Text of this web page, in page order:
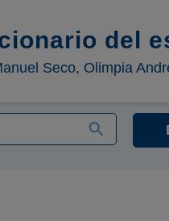
del
Seco, Olimpia